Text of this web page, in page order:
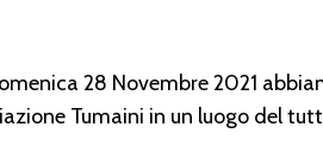
28 Novembre 2021
Tumaini in un luogo del